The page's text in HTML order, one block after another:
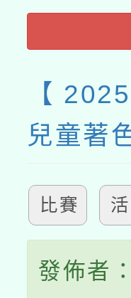
【
兒童著
比賽
發佈者